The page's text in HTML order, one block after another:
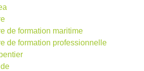
de formation maritime
de formation professionnelle